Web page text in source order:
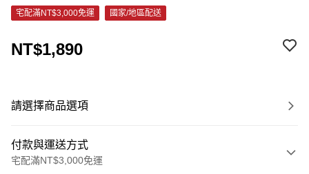
宅配滿NT$3,000免運 國家/地區配送
NT$1,890
請選擇商品選項
付款與運送方式
宅配滿NT$3,000免運